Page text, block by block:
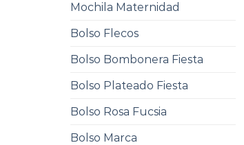
Mochila Maternidad
Bolso Flecos
Bolso Bombonera Fiesta
Bolso Plateado Fiesta
Bolso Rosa Fucsia
Bolso Marca